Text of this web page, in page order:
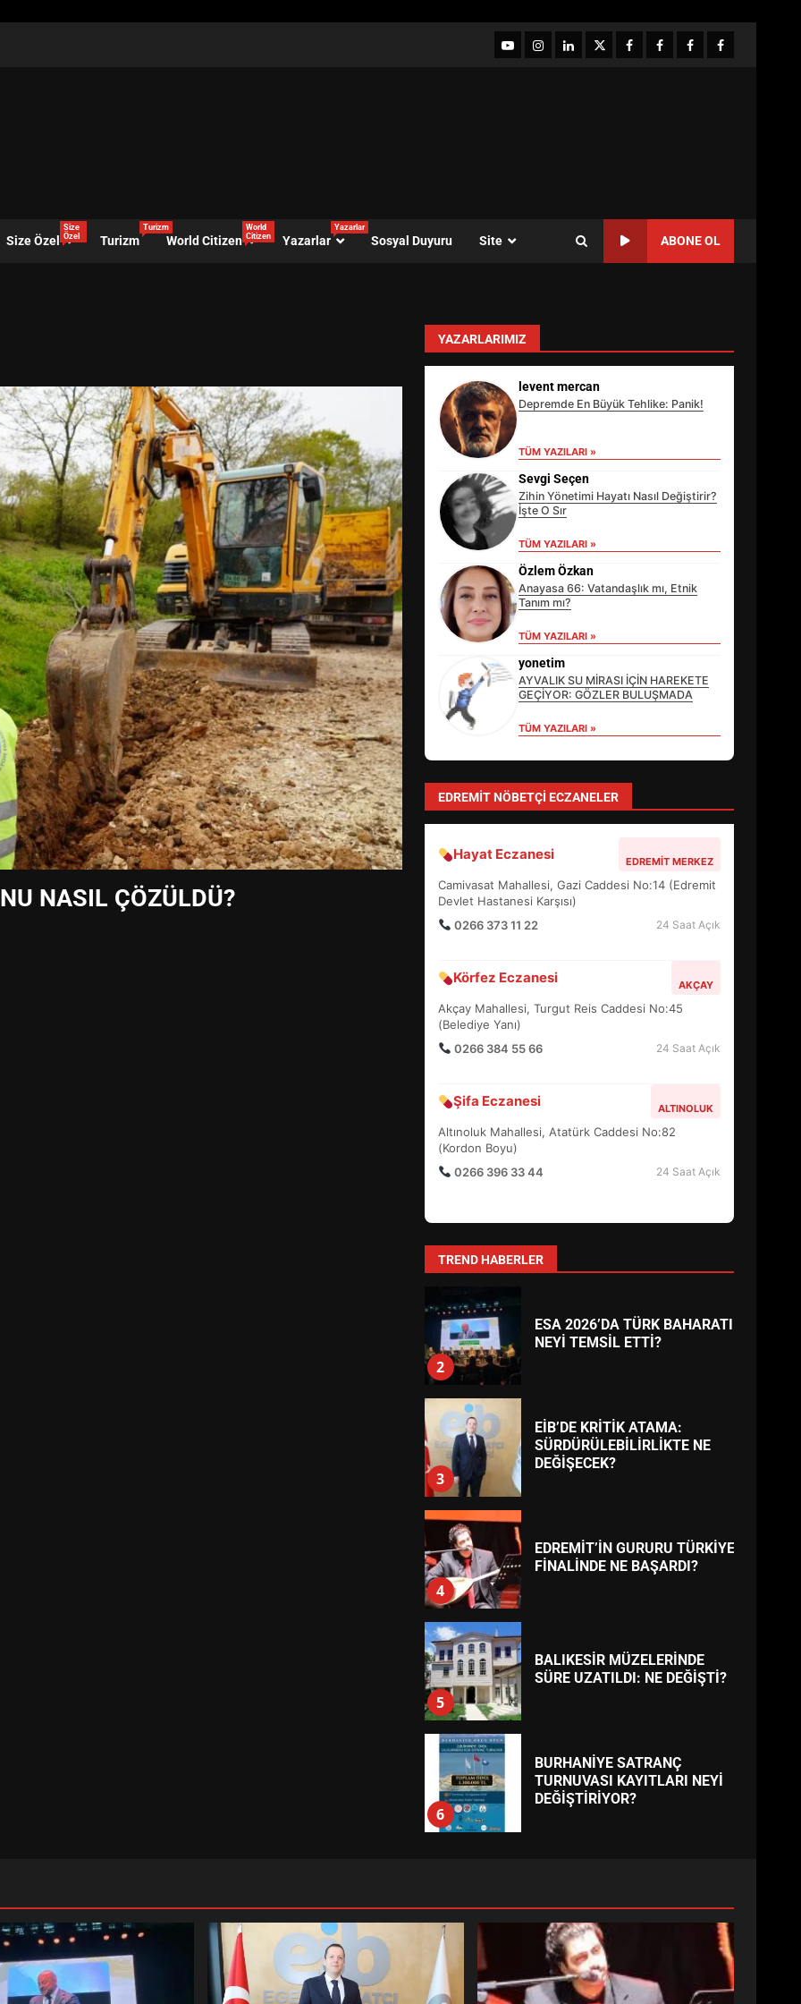
YouTubeInstagram
LinkedIntwitterfacebook-Facebook-
Facebook-Facebook-
Size Özel
Size
Özel
Turizm
Turizm
World Citizen
World
Citizen
Yazarlar
Yazarlar
Sosyal Duyuru Site ABONE OL
NASIL ÇÖZÜLDÜ?
YAZARLARIMIZ
levent mercan
Depremde En Büyük Tehlike: Panik!
TÜM YAZILARI »
Sevgi Seçen
Zihin Yönetimi Hayatı Nasıl Değiştirir?
İşte O Sır
TÜM YAZILARI »
Özlem Özkan
Anayasa 66: Vatandaşlık mı, Etnik
Tanım mı?
TÜM YAZILARI »
yonetim
AYVALIK SU MİRASI İÇİN HAREKETE
GEÇİYOR: GÖZLER BULUŞMADA
TÜM YAZILARI »
EDREMIT NÖBETÇI ECZANELER
Hayat Eczanesi EDREMIT MERKEZ
Camivasat Mahallesi, Gazi Caddesi No:14 (Edremit
Devlet Hastanesi Karşısı)
0266 373 11 22
24 Saat Açık
Körfez Eczanesi AKÇAY
Akçay Mahallesi, Turgut Reis Caddesi No:45
(Belediye Yanı)
0266 384 55 66
24 Saat Açık
Şifa Eczanesi ALTINOLUK
Altınoluk Mahallesi, Atatürk Caddesi No:82
(Kordon Boyu)
0266 396 33 44
24 Saat Açık
TREND HABERLER
EİB’DE KRİTİK ATAMA:
SÜRDÜRÜLEBİLİRLİKTE NE
DEĞİŞECEK?
4
EDREMİT’İN GURURU TÜRKİYE
FİNALİNDE NE BAŞARDI?
5
BALIKESİR MÜZELERİNDE
SÜRE UZATILDI: NE DEĞİŞTİ?
6
BURHANİYE SATRANÇ
DEĞİŞTİRİYOR?
7
BURHANİYE
BELEDİYESPOR’DA YENİ
YÖNETİM NASIL ŞEKİLLENDİ?
1
HAREKETE GEÇİYOR: GÖZLER
2
ESA 2026’DA TÜRK BAHARATI
NEYİ TEMSİL ETTİ?
3
EİB’DE KRİTİK ATAMA:
SÜRDÜRÜLEBİLİRLİKTE NE
DEĞİŞECEK?
4
EDREMİT’İN GURURU TÜRKİYE
FİNALİNDE NE BAŞARDI?
5
BALIKESİR MÜZELERİNDE
SÜRE UZATILDI: NE DEĞİŞTİ?
6
BURHANİYE SATRANÇ
TURNUVASI KAYITLARI NEYİ
DEĞİŞTİRİYOR?
7
YÖNETİM NASIL ŞEKİLLENDİ?
AYVALIK SU MİRASI İÇİN